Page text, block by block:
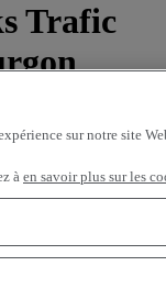
Trafic
sur notre site
à en savoir plus sur les